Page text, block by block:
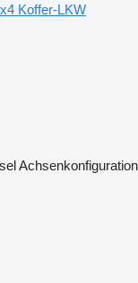
Koffer-LKW
Achsenkonfiguration